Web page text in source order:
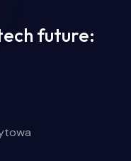
future: